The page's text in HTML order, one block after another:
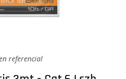
referencial